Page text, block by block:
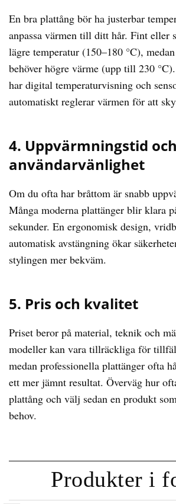
En bra plattång bör ha justerbar
anpassa värmen till ditt hår. Fint eller
lägre temperatur (150–180 °C),
behöver högre värme (upp till 230
har digital temperaturvisning och
automatiskt reglerar värmen för att
4. Uppvärmningstid och
användarvänlighet
Om du ofta har bråttom är snabb
Många moderna plattänger blir klara
sekunder. En ergonomisk design,
automatisk avstängning ökar
stylingen mer bekväm.
5. Pris och kvalitet
Priset beror på material, teknik och
modeller kan vara tillräckliga för
medan professionella plattänger ofta
ett mer jämnt resultat. Överväg hur
plattång och välj sedan en produkt
behov.
Produkter i